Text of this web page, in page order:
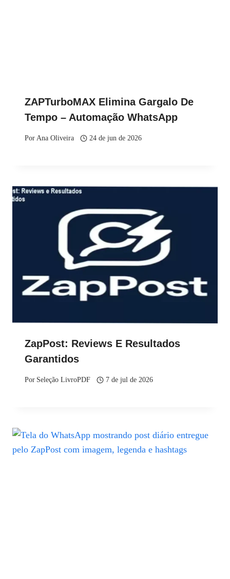
ZAPTurboMAX Elimina Gargalo De
Tempo – Automação WhatsApp
PorAna Oliveira 24 de jun de 2026
ZapPost: Reviews E Resultados
Garantidos
Por Seleção LivroPDF 7 de jul de 2026